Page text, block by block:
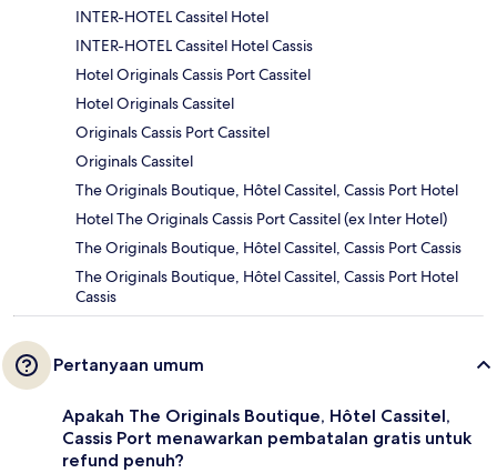
INTER-HOTEL Cassitel Hotel
INTER-HOTEL Cassitel Hotel Cassis
Hotel Originals Cassis Port Cassitel
Hotel Originals Cassitel
Originals Cassis Port Cassitel
Originals Cassitel
The Originals Boutique, Hôtel Cassitel, Cassis Port Hotel
Hotel The Originals Cassis Port Cassitel (ex Inter Hotel)
The Originals Boutique, Hôtel Cassitel, Cassis Port Cassis
The Originals Boutique, Hôtel Cassitel, Cassis Port Hotel
Cassis
Pertanyaan umum
Apakah The Originals Boutique, Hôtel Cassitel,
Cassis Port menawarkan pembatalan gratis untuk
refund penuh?